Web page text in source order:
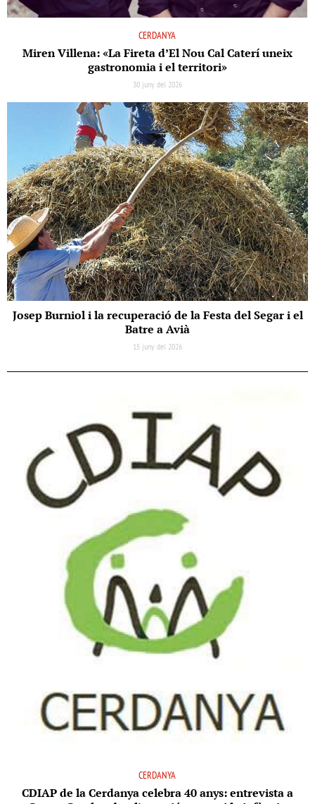
CERDANYA
Miren Villena: «La Fireta d’El Nou Cal Caterí uneix
gastronomia i el territori»
30 juny del 2026
Josep Burniol i la recuperació de la Festa del Segar i el
Batre a Avià
15 juny del 2026
CERDANYA
CDIAP de la Cerdanya celebra 40 anys: entrevista a